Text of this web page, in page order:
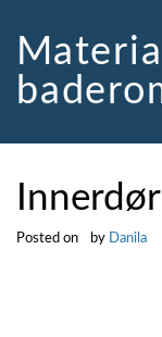
content
Posted on by Danila